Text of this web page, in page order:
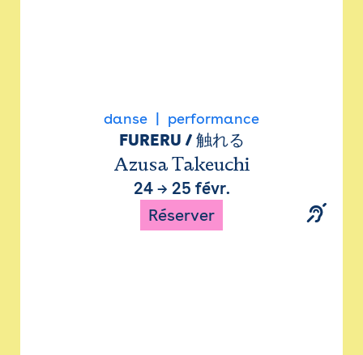
danse performance
FURERU / 触れる
Azusa Takeuchi
24→ 25 févr.
Réserver